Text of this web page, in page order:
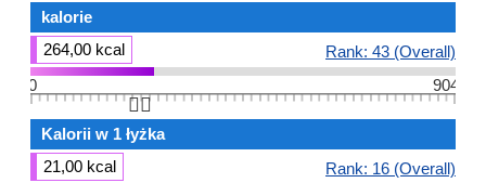
kalorie
264,00 kcal
Rank: 43 (Overall)
0
904
👆🏻
Kalorii w 1 łyżka
21,00 kcal
Rank: 16 (Overall)